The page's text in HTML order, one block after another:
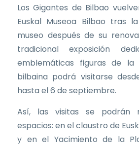
Los Gigantes de Bilbao
Euskal Museoa Bilbao tras
museo después de su
tradicional exposición
emblemáticas figuras de la
bilbaina podrá visitarse
hasta el 6 de septiembre.
Así, las visitas se podrán
espacios: en el claustro de
y en el Yacimiento de la